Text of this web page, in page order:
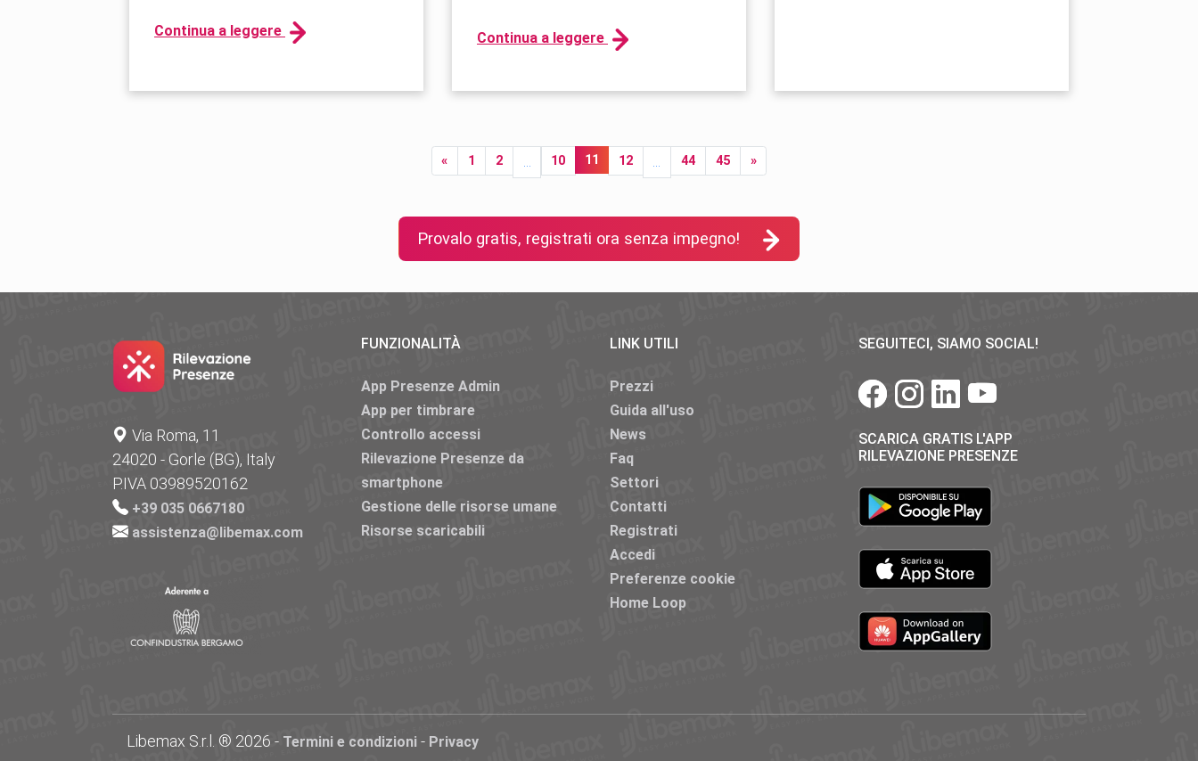
Continua a leggere Continua a leggere
10 11 12
Provalo gratis, registrati ora senza impegno!
Via Roma, 11
24020 - Gorle (BG), Italy
P.IVA 03989520162
+39 035 0667180
assistenza@libemax.com
FUNZIONALITÀ
App Presenze Admin
App per timbrare
Controllo accessi
Rilevazione Presenze da
smartphone
Gestione delle risorse umane
Risorse scaricabili
LINK UTILI
Prezzi
Guida all'uso
News
Faq
Settori
Contatti
Registrati
Accedi
Preferenze cookie
Home Loop
SEGUITECI, SIAMO SOCIAL!
SCARICA GRATIS L'APP
RILEVAZIONE PRESENZE
Libemax S.r.l. ® 2026 - Termini e condizioni - Privacy